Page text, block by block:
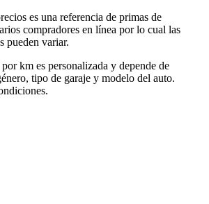
es una referencia de primas de
compradores en línea por lo cual las
pueden variar.
km es personalizada y depende de
tipo de garaje y modelo del auto.